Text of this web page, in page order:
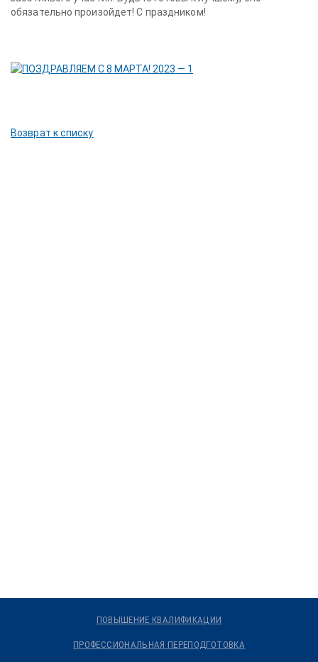
обязательно произойдет! С праздником!
Возврат к списку
ПОВЫШЕНИЕ КВАЛИФИКАЦИИ
ПРОФЕССИОНАЛЬНАЯ ПЕРЕПОДГОТОВКА